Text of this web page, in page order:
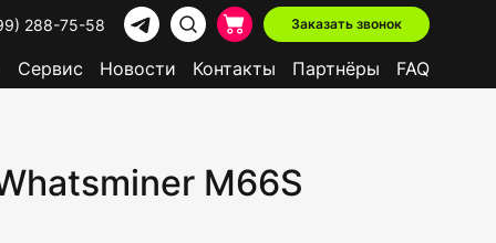
288-75-58 Заказать звонок
Сервис Новости Контакты Партнёры FAQ
Доступно в лизинг
M66S